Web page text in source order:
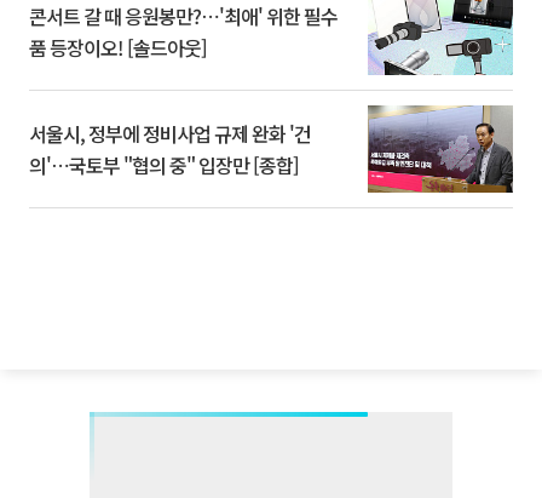
콘서트 갈 때 응원봉만?⋯'최애' 위한 필수
품 등장이오! [솔드아웃]
서울시, 정부에 정비사업 규제 완화 '건
의'⋯국토부 "협의 중" 입장만 [종합]